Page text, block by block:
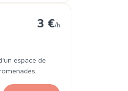
3 €/h
espace de